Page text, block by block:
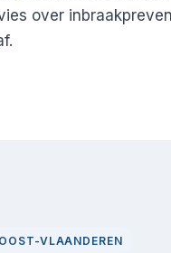
over
OOST-VLAANDEREN